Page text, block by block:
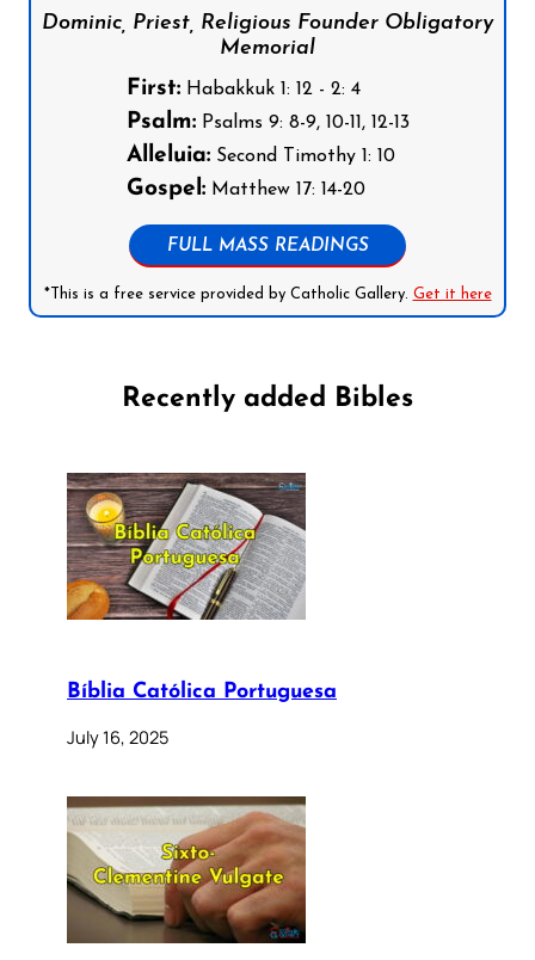
Dominic, Priest, Religious Founder Obligatory
Memorial
First:Habakkuk 1: 12 - 2: 4
Psalm:Psalms 9: 8-9, 10-11, 12-13
Alleluia:Second Timothy 1: 10
Gospel:Matthew 17: 14-20
FULL MASS READINGS
*This is a free service provided by Catholic Gallery. Get it here
Recently added Bibles
Bíblia Católica Portuguesa
July 16, 2025